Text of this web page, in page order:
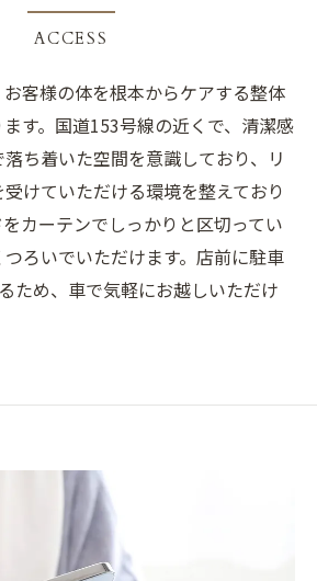
ACCESS
客様の体を根本からケアする整体
す。国道153号線の近くで、清潔感
ち着いた空間を意識しており、リ
けていただける環境を整えており
カーテンでしっかりと区切ってい
ろいでいただけます。店前に駐車
ため、車で気軽にお越しいただけ